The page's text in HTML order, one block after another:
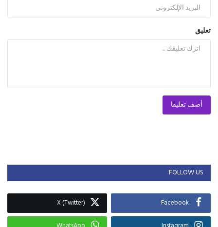
تعليق
أضف تعليقا
FOLLOW US
Facebook
X (Twitter)